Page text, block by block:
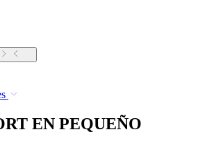
EN PEQUEÑO